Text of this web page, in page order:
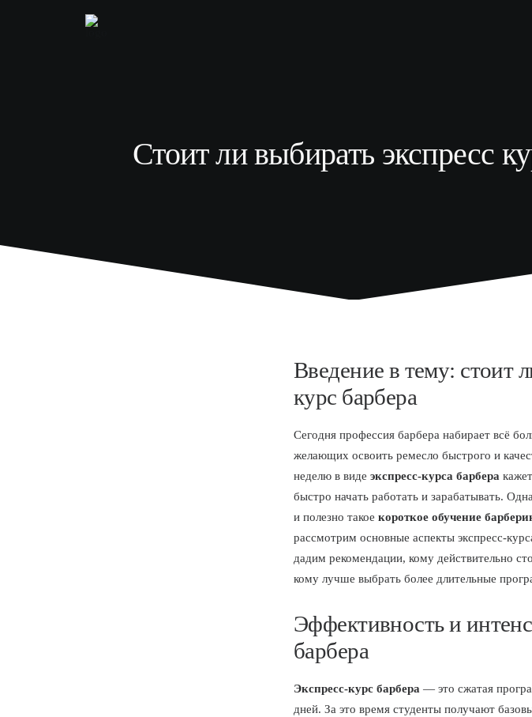
Стоит ли выбирать экспресс
Введение в тему: стоит
курс барбера
Сегодня профессия барбера набирает всё
желающих освоить ремесло быстрого и
неделю в виде экспресс-курса барбера
быстро начать работать и зарабатывать.
и полезно такое короткое обучение
рассмотрим основные аспекты экспресс-
дадим рекомендации, кому действительно
кому лучше выбрать более длительные
Эффективность и
барбера
Экспресс-курс барбера — это сжатая
дней. За это время студенты получают